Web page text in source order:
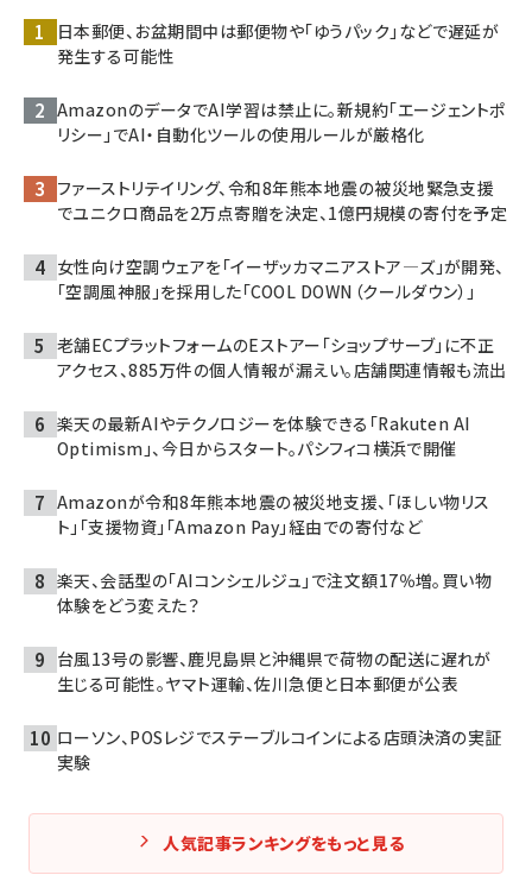
日本郵便、お盆期間中は郵便物や「ゆうパック」などで遅延が
発生する可能性
AmazonのデータでAI学習は禁止に。新規約「エージェントポ
リシー」でAI・自動化ツールの使用ルールが厳格化
ファーストリテイリング、令和8年熊本地震の被災地緊急支援
でユニクロ商品を2万点寄贈を決定、1億円規模の寄付を予定
女性向け空調ウェアを「イーザッカマニアストア―ズ」が開発、
「空調風神服」を採用した「COOL DOWN（クールダウン）」
老舗ECプラットフォームのEストアー「ショップサーブ」に不正
アクセス、885万件の個人情報が漏えい。店舗関連情報も流出
楽天の最新AIやテクノロジーを体験できる「Rakuten AI
Optimism」、今日からスタート。パシフィコ横浜で開催
Amazonが令和8年熊本地震の被災地支援、「ほしい物リス
ト」「支援物資」「Amazon Pay」経由での寄付など
楽天、会話型の「AIコンシェルジュ」で注文額17％増。買い物
体験をどう変えた？
台風13号の影響、鹿児島県と沖縄県で荷物の配送に遅れが
生じる可能性。ヤマト運輸、佐川急便と日本郵便が公表
ローソン、POSレジでステーブルコインによる店頭決済の実証
実験
人気記事ランキングをもっと見る